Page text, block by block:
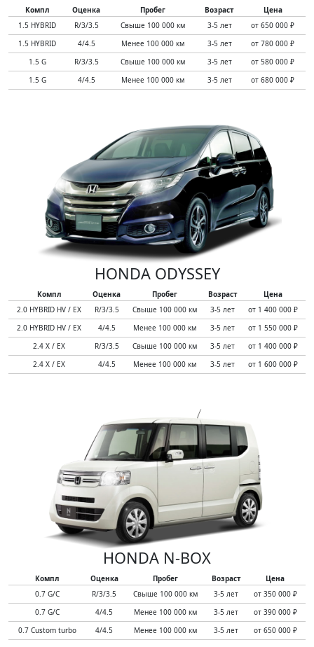
Компл Оценка Пробег Возраст
Цена
1.5 HYBRID
R/3/3.5 Свыше 100 000 км 3-5 лет
от 650 000 ₽
1.5 HYBRID
4/4.5 Менее 100 000 км 3-5 лет
от 780 000 ₽
1.5 G
R/3/3.5 Свыше 100 000 км 3-5 лет
от 580 000 ₽
1.5 G
4/4.5 Менее 100 000 км 3-5 лет от 680 000 ₽
HONDA ODYSSEY
Компл Оценка Пробег Возраст
Цена
2.0 HYBRID HV / EX
R/3/3.5 Свыше 100 000 км 3-5 лет
от 1 400 000 ₽
2.0 HYBRID HV / EX
4/4.5 Менее 100 000 км 3-5 лет
от 1 550 000 ₽
2.4 X / EX
R/3/3.5 Свыше 100 000 км 3-5 лет
от 1 400 000 ₽
2.4 X / EX
4/4.5 Менее 100 000 км 3-5 лет от 1 600 000 ₽
HONDA N-BOX
Компл Оценка Пробег Возраст
Цена
0.7 G/C
R/3/3.5 Свыше 100 000 км 3-5 лет
от 350 000 ₽
0.7 G/C
4/4.5 Менее 100 000 км 3-5 лет
от 390 000 ₽
0.7 Custom turbo
4/4.5 Менее 100 000 км 3-5 лет от 650 000 ₽